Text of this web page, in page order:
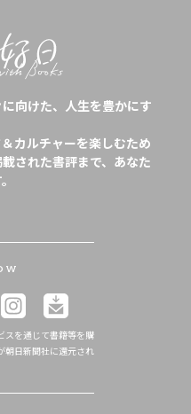
向けた、人生を豊かにす
カルチャーを楽しむため
された書評まで、あなた
スを通じて書籍等を購
朝日新聞社に還元され